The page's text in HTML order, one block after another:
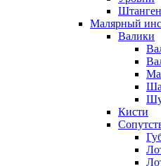
Малярный
Валики
Кисти